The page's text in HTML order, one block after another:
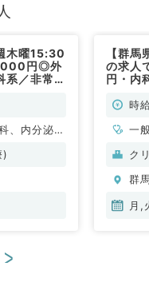
木曜15:30
円◎外
系／非常
、内分泌・
)
【群
の求人
円・内
時
一
ク
群
月,
>